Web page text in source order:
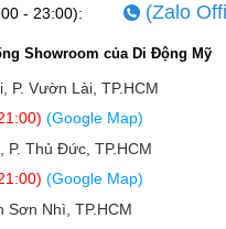
- 23:00): (Zalo
Showroom của Di Động Mỹ
P. Vườn Lài, TP.HCM
(Google Map)
P. Thủ Đức, TP.HCM
(Google Map)
Sơn Nhì, TP.HCM